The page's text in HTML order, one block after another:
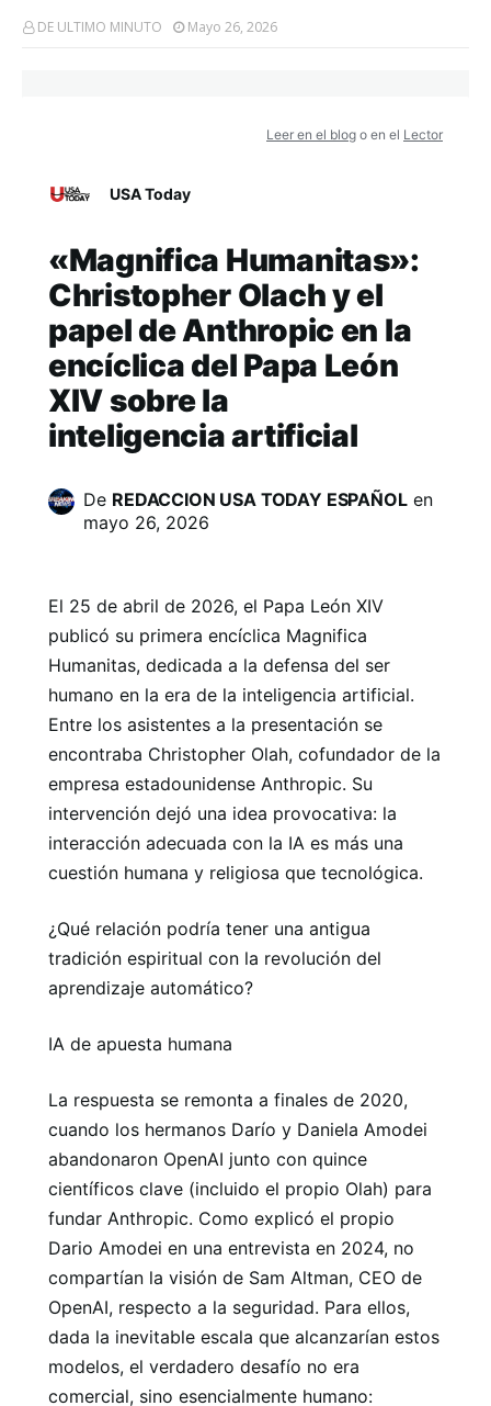
DE ULTIMO MINUTO Mayo 26, 2026
Leer en el blog o en el Lector
USA Today
«Magnifica Humanitas»:
Christopher Olach y el
papel de Anthropic en la
encíclica del Papa León
XIV sobre la
inteligencia artificial
De REDACCION USA TODAY ESPAÑOLen
mayo 26, 2026
El 25 de abril de 2026, el Papa León XIV
publicó su primera encíclica Magnifica
Humanitas, dedicada a la defensa del ser
humano en la era de la inteligencia artificial.
Entre los asistentes a la presentación se
encontraba Christopher Olah, cofundador de la
empresa estadounidense Anthropic. Su
intervención dejó una idea provocativa: la
interacción adecuada con la IA es más una
cuestión humana y religiosa que tecnológica.
¿Qué relación podría tener una antigua
tradición espiritual con la revolución del
aprendizaje automático?
IA de apuesta humana
La respuesta se remonta a finales de 2020,
cuando los hermanos Darío y Daniela Amodei
abandonaron OpenAI junto con quince
científicos clave (incluido el propio Olah) para
fundar Anthropic. Como explicó el propio
Dario Amodei en una entrevista en 2024, no
compartían la visión de Sam Altman, CEO de
OpenAI, respecto a la seguridad. Para ellos,
dada la inevitable escala que alcanzarían estos
modelos, el verdadero desafío no era
comercial, sino esencialmente humano: